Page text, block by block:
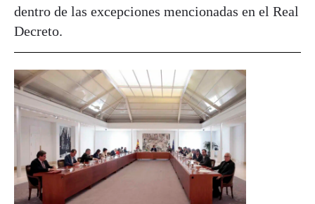
dentro de las excepciones mencionadas en el Real
Decreto.